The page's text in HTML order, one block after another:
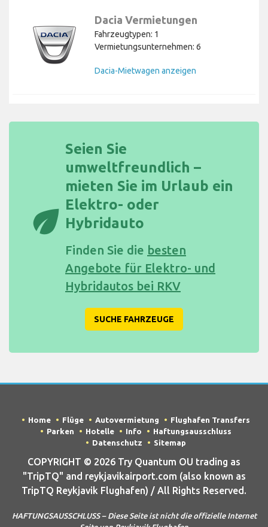
Dacia Vermietungen
Fahrzeugtypen: 1
Vermietungsunternehmen: 6
Dacia-Mietwagen anzeigen
eco
Seien Sie
umweltfreundlich –
mieten Sie im Urlaub ein
Elektro- oder
Hybridauto
Finden Sie die besten
Angebote für Elektro- und
Hybridautos bei RKV
SUCHE FAHRZEUGE
Home Flüge Autovermietung
Flughafen Transfers
Parken
Hotelle Info
Haftungsausschluss
Datenschutz
Sitemap
COPYRIGHT © 2026 Try Quantum OU trading as
"TripTQ" and reykjavikairport.com (also known as
TripTQ Reykjavik Flughafen) / All Rights Reserved.
HAFTUNGSAUSSCHLUSS – Diese Seite ist nicht die offizielle Internet